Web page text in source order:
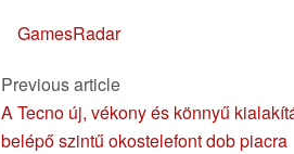
GamesRadar
Previous article
A Tecno új, vékony és könnyű
belépő szintű okostelefont dob piacra